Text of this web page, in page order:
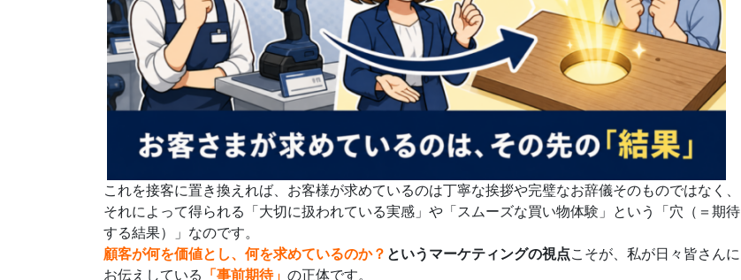
これを接客に置き換えれば、お客様が求めているのは丁寧な挨拶や完璧なお辞儀そのものではなく、
それによって得られる「大切に扱われている実感」や「スムーズな買い物体験」という「穴（＝期待
する結果）」なのです。
顧客が何を価値とし、何を求めているのか？ というマーケティングの視点こそが、私が日々皆さんに
お伝えしている
「事前期待」 の正体です。